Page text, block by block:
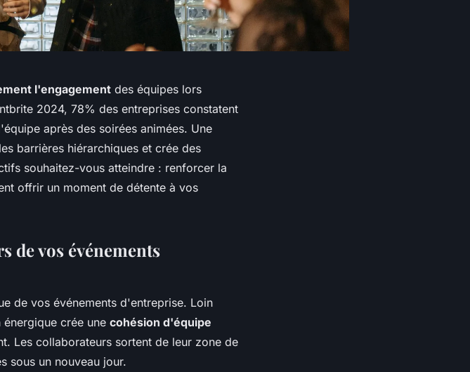
l'engagement des équipes lors
2024, 78% des entreprises constatent
après des soirées animées. Une
barrières hiérarchiques et crée des
souhaitez-vous atteindre : renforcer la
offrir un moment de détente à vos
de vos événements
de vos événements d'entreprise. Loin
crée une cohésion d'équipe
Les collaborateurs sortent de leur zone de
sous un nouveau jour.